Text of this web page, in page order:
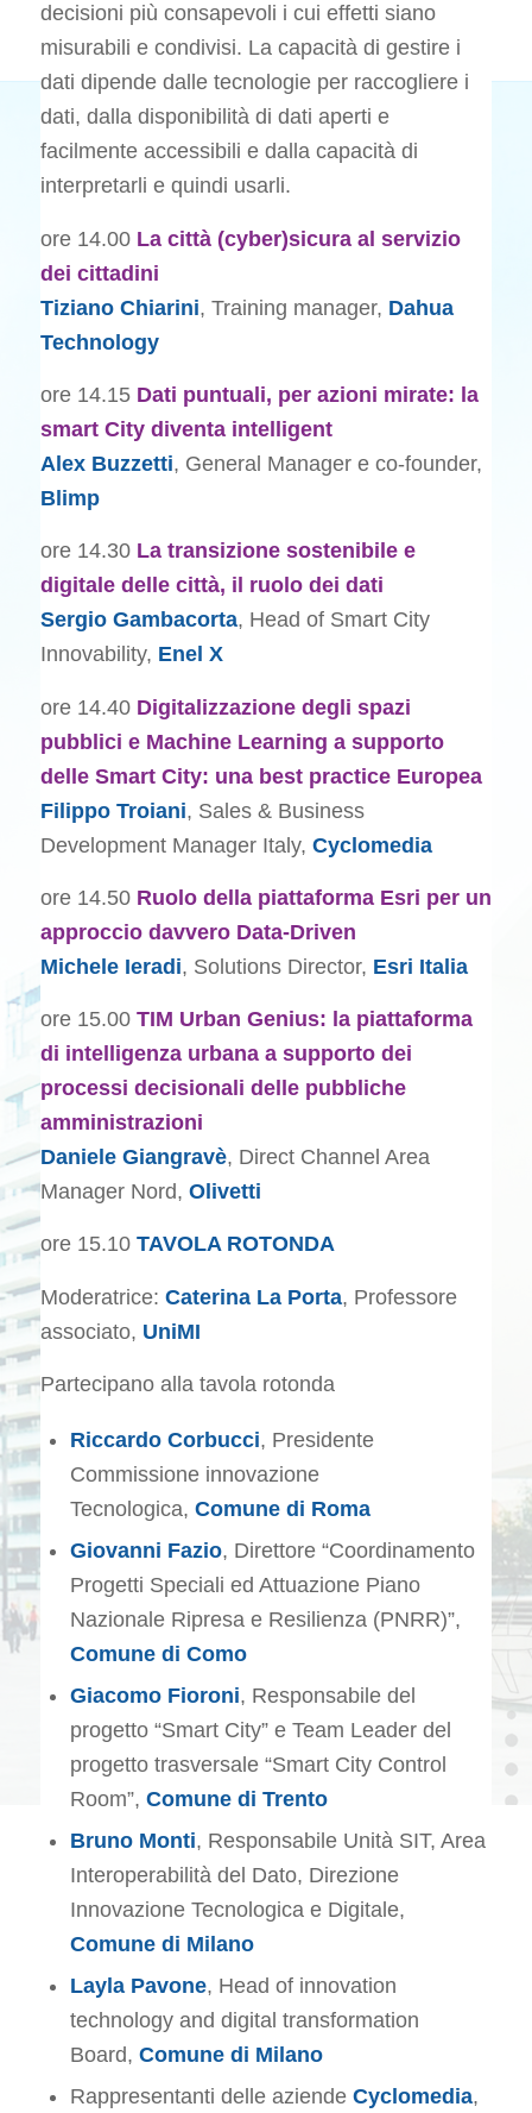
decisioni più consapevoli i cui effetti siano
misurabili e condivisi. La capacità di gestire i
dati dipende dalle tecnologie per raccogliere i
dati, dalla disponibilità di dati aperti e
facilmente accessibili e dalla capacità di
interpretarli e quindi usarli.
ore 14.00 La città (cyber)sicura al servizio
dei cittadini
Tiziano Chiarini, Training manager, Dahua
Technology
ore 14.15 Dati puntuali, per azioni mirate: la
smart City diventa intelligent
Alex Buzzetti, General Manager e co-founder,
Blimp
ore 14.30 La transizione sostenibile e
digitale delle città, il ruolo dei dati
Sergio Gambacorta, Head of Smart City
Innovability, Enel X
ore 14.40Digitalizzazione degli spazi
pubblici e Machine Learning a supporto
delle Smart City: una best practice Europea
Filippo Troiani, Sales & Business
Development Manager Italy, Cyclomedia
ore 14.50Ruolo della piattaforma Esri per un
approccio davvero Data-Driven
Michele Ieradi, Solutions Director, Esri Italia
ore 15.00 TIM Urban Genius: la piattaforma
di intelligenza urbana a supporto dei
processi decisionali delle pubbliche
amministrazioni
Daniele Giangravè, Direct Channel Area
Manager Nord, Olivetti
ore 15.10 TAVOLA ROTONDA
Moderatrice: Caterina La Porta, Professore
associato, UniMI
Partecipano alla tavola rotonda
Riccardo Corbucci, Presidente
Commissione innovazione
Tecnologica, Comune di Roma
Giovanni Fazio, Direttore “Coordinamento
Progetti Speciali ed Attuazione Piano
Nazionale Ripresa e Resilienza (PNRR)”,
Comune di Como
Giacomo Fioroni, Responsabile del
progetto “Smart City” e Team Leader del
progetto trasversale “Smart City Control
Room”, Comune di Trento
Bruno Monti, Responsabile Unità SIT, Area
Interoperabilità del Dato, Direzione
Innovazione Tecnologica e Digitale,
Comune di Milano
Layla Pavone, Head of innovation
technology and digital transformation
Board, Comune di Milano
Rappresentanti delle aziende Cyclomedia,